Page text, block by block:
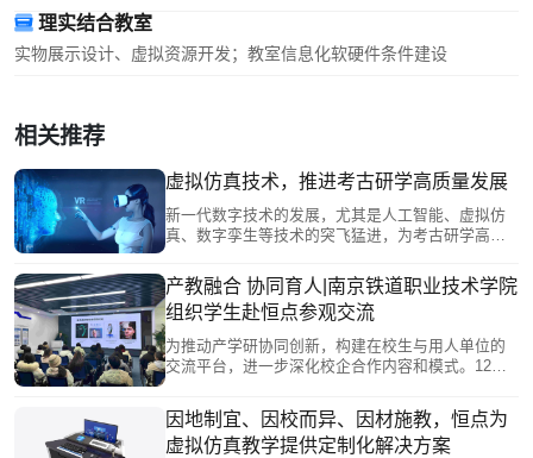
理实结合教室
实物展示设计、虚拟资源开发；教室信息化软硬件条件建设
相关推荐
虚拟仿真技术，推进考古研学高质量发展
新一代数字技术的发展，尤其是人工智能、虚拟仿
真、数字孪生等技术的突飞猛进，为考古研学高质
想性、智能性的实训教学新模式，以技术推动考古
研学数字化、多元化的快速发展。虚拟仿真不仅仅
提供了全新的教学手段，也改变了传统的教学模
式。其通过沉浸、交互式的教学，激发学生的学习
兴趣与主动性，通过科学的评价系统，对学生的综
合能力予以评分，有助于素质教育教学理念的落
产教融合 协同育人|南京铁道职业技术学院
组织学生赴恒点参观交流
​为推动产学研协同创新，构建在校生与用人单位的
交流平台，进一步深化校企合作内容和模式。12月
计专业30余名在校生赴恒点参观交流开展校企实践
活动。
因地制宜、因校而异、因材施教，恒点为
虚拟仿真教学提供定制化解决方案